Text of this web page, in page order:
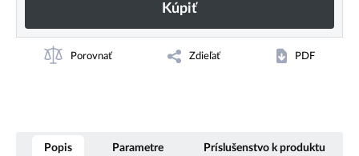
Kúpiť
Porovnať Zdieľať PDF
Popis Parametre Príslušenstvo k produktu